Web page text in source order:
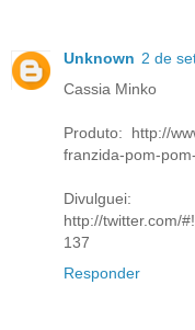
Unknown 2 de
Cassia Minko
Produto: http://
franzida-pom-
Divulguei:
http://twitter.com/
137
Responder